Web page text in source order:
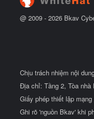
@ 2009 - 2026 Bkav
Chịu trách nhiệm nội
Địa chỉ: Tầng 2, Tòa nhà
Giấy phép thiết lập
Ghi rõ 'nguồn Bkav' khi